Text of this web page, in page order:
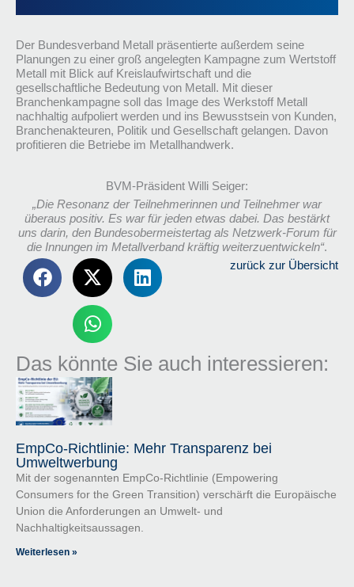
Der Bundesverband Metall präsentierte außerdem seine
Planungen zu einer groß angelegten Kampagne zum Wertstoff
Metall mit Blick auf Kreislaufwirtschaft und die
gesellschaftliche Bedeutung von Metall. Mit dieser
Branchenkampagne soll das Image des Werkstoff Metall
nachhaltig aufpoliert werden und ins Bewusstsein von Kunden,
Branchenakteuren, Politik und Gesellschaft gelangen. Davon
profitieren die Betriebe im Metallhandwerk.
BVM-Präsident Willi Seiger:
„Die Resonanz der Teilnehmerinnen und Teilnehmer war
überaus positiv. Es war für jeden etwas dabei. Das bestärkt
uns darin, den Bundesobermeistertag als Netzwerk-Forum für
die Innungen im Metallverband kräftig weiterzuentwickeln“.
zurück zur Übersicht
Das könnte Sie auch interessieren:
EmpCo-Richtlinie: Mehr Transparenz bei
Umweltwerbung
Mit der sogenannten EmpCo-Richtlinie (Empowering
Consumers for the Green Transition) verschärft die Europäische
Union die Anforderungen an Umwelt- und
Nachhaltigkeitsaussagen.
Weiterlesen »